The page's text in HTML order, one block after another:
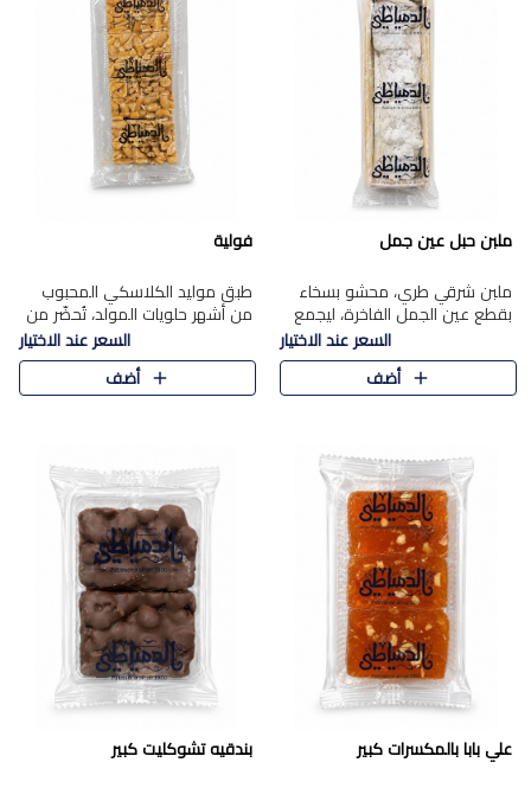
ملبن حبل عين جمل
ملبن شرقي طري، محشو بسخاء
بقطع عين الجمل الفاخرة، ليجمع
بين القوام الناعم وقرمشة الجوز
في مذاق شرقي أصيل.
السعر عند الاختيار
أضف
فولية
طبق موليد الكلاسكي المحبوب
من أشهر حلويات المولد، تُحضّر من
فول سوداني محمص بعناية
ومغلف بطبقة رقيقة من السكر
المكرمل، لتمنحك قرمشة أصيلة
السعر عند الاختيار
أضف
علي بابا بالمكسرات كبير بندقيه تشوكليت كبير